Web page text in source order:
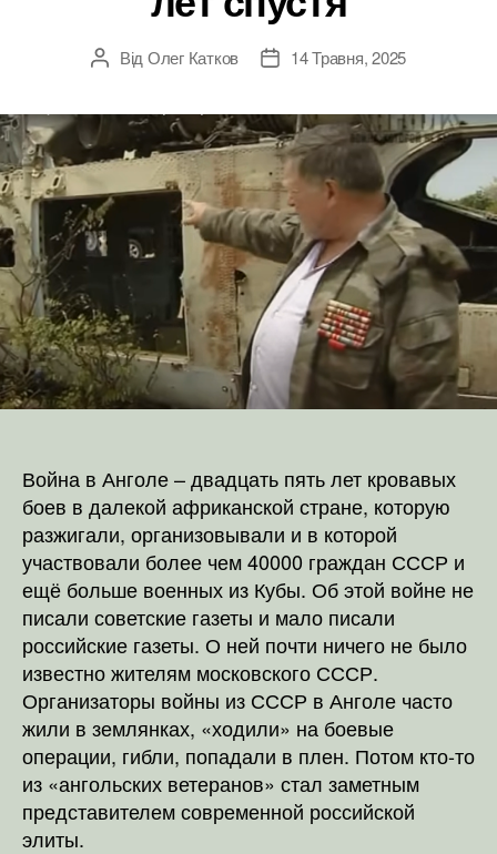
Автор
Від Олег Катков
Дата14 Травня, 2025
Война в Анголе – двадцать пять лет кровавых
боев в далекой африканской стране, которую
разжигали, организовывали и в которой
участвовали более чем 40000 граждан СССР и
ещё больше военных из Кубы. Об этой войне не
писали советские газеты и мало писали
российские газеты. О ней почти ничего не было
известно жителям московского СССР.
Организаторы войны из СССР в Анголе часто
жили в землянках, «ходили» на боевые
операции, гибли, попадали в плен. Потом кто-то
из «ангольских ветеранов» стал заметным
представителем современной российской
элиты.